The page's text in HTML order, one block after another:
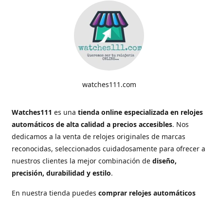
watches111.com
Watches111 es una tienda online especializada en relojes
automáticos de alta calidad a precios accesibles. Nos
dedicamos a la venta de relojes originales de marcas
reconocidas, seleccionados cuidadosamente para ofrecer a
nuestros clientes la mejor combinación de diseño,
precisión, durabilidad y estilo.
En nuestra tienda puedes comprar relojes automáticos